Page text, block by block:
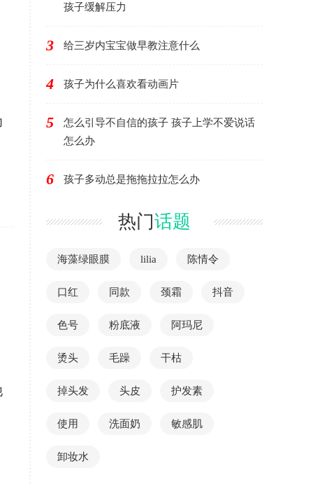
孩子缓解压力
3 给三岁内宝宝做早教注意什么
4 孩子为什么喜欢看动画片
5
怎么引导不自信的孩子 孩子上学不爱说话
怎么办
6 孩子多动总是拖拖拉拉怎么办
热门话题
海藻绿眼膜 lilia 陈情令
口红 同款 颈霜 抖音
色号 粉底液 阿玛尼
烫头 毛躁 干枯
掉头发 头皮 护发素
使用 洗面奶 敏感肌
卸妆水